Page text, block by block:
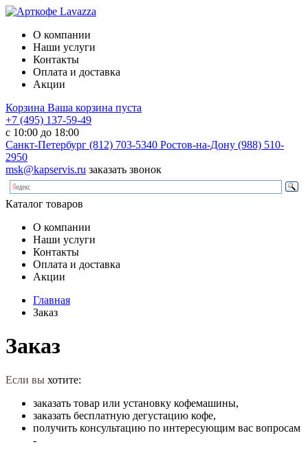
О компании
Наши услуги
Контакты
Оплата и доставка
Акции
Корзина Ваша корзина пуста
+7 (495) 137-59-49
с 10:00 до 18:00
Санкт-Петербург (812) 703-5340 Ростов-на-Дону (988) 510-
2950
msk@kapservis.ru заказать звонок
Каталог товаров
О компании
Наши услуги
Контакты
Оплата и доставка
Акции
Главная
Заказ
Заказ
Если вы хотите:
заказать товар или установку кофемашины,
заказать бесплатную дегустацию кофе,
получить консультацию по интересующим вас вопросам
-